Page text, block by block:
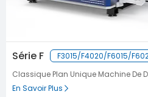
Série F
F3015/F4020/F6015/
Classique Plan Unique Machine De
En Savoir Plus